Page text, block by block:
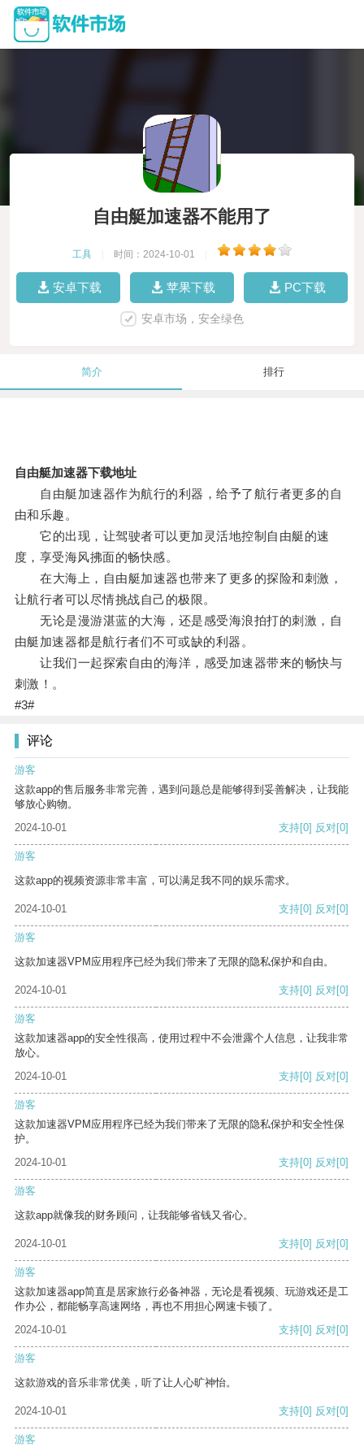
自由艇加速器不能用了
工具 时间：2024-10-01
安卓下载 苹果下载 PC下载
安卓市场，安全绿色
简介 排行
自由艇加速器下载地址
自由艇加速器作为航行的利器，给予了航行者更多的自
由和乐趣。
它的出现，让驾驶者可以更加灵活地控制自由艇的速
度，享受海风拂面的畅快感。
在大海上，自由艇加速器也带来了更多的探险和刺激，
让航行者可以尽情挑战自己的极限。
无论是漫游湛蓝的大海，还是感受海浪拍打的刺激，自
由艇加速器都是航行者们不可或缺的利器。
让我们一起探索自由的海洋，感受加速器带来的畅快与
刺激！。
#3#
评论
游客
这款app的售后服务非常完善，遇到问题总是能够得到妥善解决，让我能
够放心购物。
2024-10-01
支持[0] 反对[0]
游客
这款app的视频资源非常丰富，可以满足我不同的娱乐需求。
2024-10-01 支持[0] 反对[0]
游客
这款加速器VPM应用程序已经为我们带来了无限的隐私保护和自由。
2024-10-01 支持[0] 反对[0]
游客
这款加速器app的安全性很高，使用过程中不会泄露个人信息，让我非常
放心。
2024-10-01
支持[0] 反对[0]
游客
这款加速器VPM应用程序已经为我们带来了无限的隐私保护和安全性保
护。
2024-10-01
支持[0] 反对[0]
游客
这款app就像我的财务顾问，让我能够省钱又省心。
2024-10-01 支持[0] 反对[0]
游客
这款加速器app简直是居家旅行必备神器，无论是看视频、玩游戏还是工
作办公，都能畅享高速网络，再也不用担心网速卡顿了。
2024-10-01
支持[0] 反对[0]
游客
这款游戏的音乐非常优美，听了让人心旷神怡。
2024-10-01 支持[0] 反对[0]
游客